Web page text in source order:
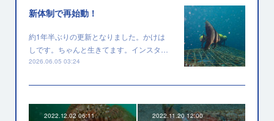
新体制で再始動！
約1年半ぶりの更新となりました。かけは
しです。ちゃんと生きてます。インスタ…
2026.06.05 03:24
2022.12.02 06:11 2022.11.20 12:00